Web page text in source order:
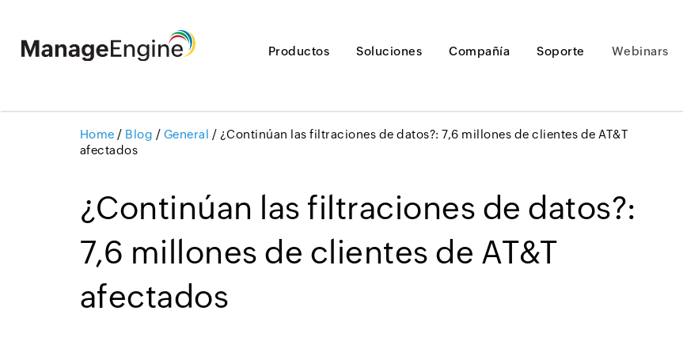
Productos Soluciones Compañía Soporte Webinars
Home / Blog / General / ¿Continúan las filtraciones de datos?: 7,6 millones de clientes de AT&T
afectados
¿Continúan las filtraciones de datos?:
7,6 millones de clientes de AT&T
afectados
Loading ...